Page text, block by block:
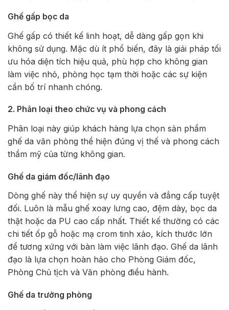
Ghế gấp bọc da
Ghế gấp có thiết kế linh hoạt, dễ dàng gấp gọn khi
không sử dụng. Mặc dù ít phổ biến, đây là giải pháp tối
ưu hóa diện tích hiệu quả, phù hợp cho không gian
làm việc nhỏ, phòng học tạm thời hoặc các sự kiện
cần bố trí nhanh chóng.
2. Phân loại theo chức vụ và phong cách
Phân loại này giúp khách hàng lựa chọn sản phẩm
ghế da văn phòng thể hiện đúng vị thế và phong cách
thẩm mỹ của từng không gian.
Ghế da giám đốc/lãnh đạo
Dòng ghế này thể hiện sự uy quyền và đẳng cấp tuyệt
đối. Luôn là mẫu ghế xoay lưng cao, đệm dày, bọc da
thật hoặc da PU cao cấp nhất. Thiết kế thường có các
chi tiết ốp gỗ hoặc mạ crom tinh xảo, kích thước lớn
để tương xứng với bàn làm việc lãnh đạo. Ghế da lãnh
đạo là lựa chọn hoàn hảo cho Phòng Giám đốc,
Phòng Chủ tịch và Văn phòng điều hành.
Ghế da trưởng phòng